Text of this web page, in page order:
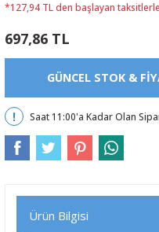
*127,94 TL den başlayan
697,86 TL
GÜNCEL STOK &
Saat 11:00'a Kadar Olan
Ürün Bilgisi